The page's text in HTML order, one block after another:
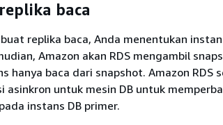
baca
replika baca, Anda menentukan
Amazon akan RDS mengambil
hanya baca dari snapshot. Amazon RDS
asinkron untuk mesin DB untuk
instans DB primer.